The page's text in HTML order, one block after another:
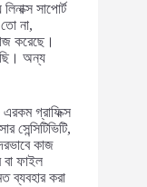
সাপোর্ট
না,
করেছে।
অন্য
গ্রাফিক্স
সেন্সিটিভিটি,
কাজ
ফাইল
ব্যবহার করা